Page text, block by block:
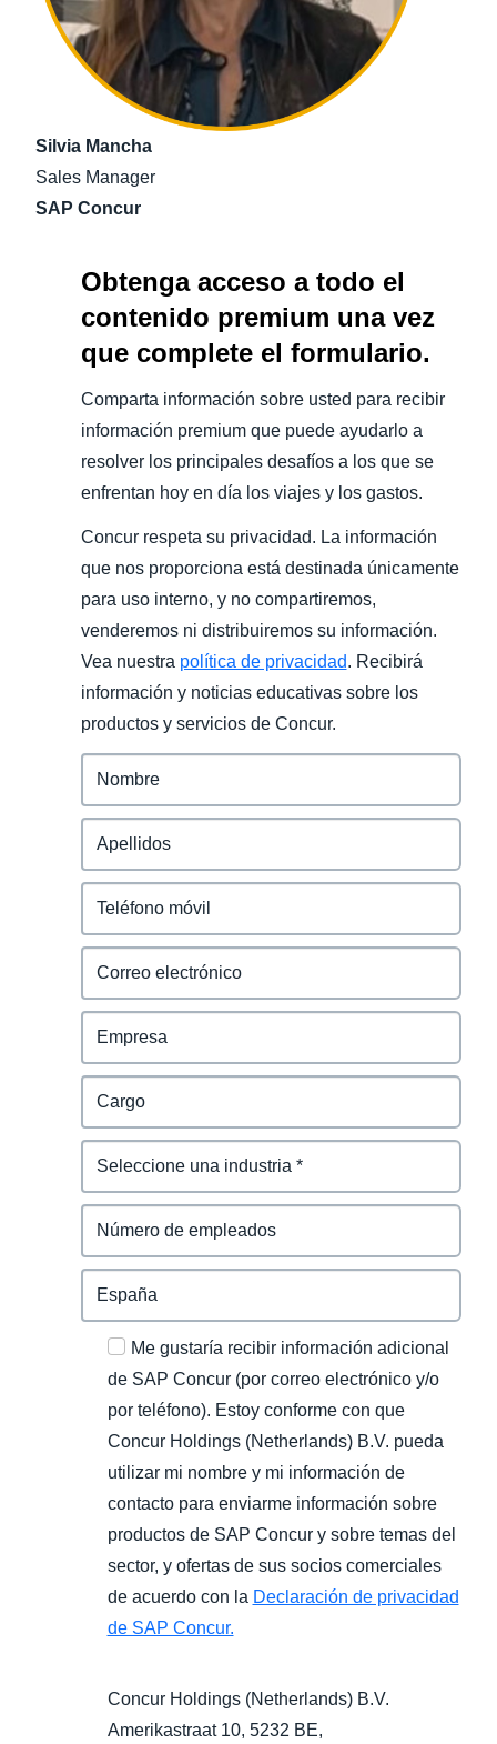
Silvia Mancha
Sales Manager
SAP Concur
Obtenga acceso a todo el
contenido premium una vez
que complete el formulario.
Comparta información sobre usted para recibir
información premium que puede ayudarlo a
resolver los principales desafíos a los que se
enfrentan hoy en día los viajes y los gastos.
Concur respeta su privacidad. La información
que nos proporciona está destinada únicamente
para uso interno, y no compartiremos,
venderemos ni distribuiremos su información.
Vea nuestra política de privacidad. Recibirá
información y noticias educativas sobre los
productos y servicios de Concur.
Me gustaría recibir información adicional
de SAP Concur (por correo electrónico y/o
por teléfono). Estoy conforme con que
Concur Holdings (Netherlands) B.V. pueda
utilizar mi nombre y mi información de
contacto para enviarme información sobre
productos de SAP Concur y sobre temas del
sector, y ofertas de sus socios comerciales
de acuerdo con la Declaración de privacidad
de SAP Concur.
Concur Holdings (Netherlands) B.V.
Amerikastraat 10, 5232 BE,